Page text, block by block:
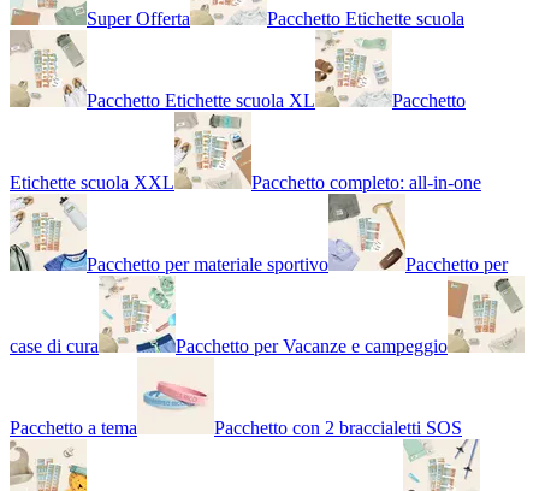
Super Offerta Pacchetto Etichette scuola
Pacchetto Etichette scuola XL Pacchetto
Etichette scuola XXL Pacchetto completo: all-in-one
Pacchetto per materiale sportivo Pacchetto per
case di cura Pacchetto per Vacanze e campeggio
Pacchetto a tema Pacchetto con 2 braccialetti SOS